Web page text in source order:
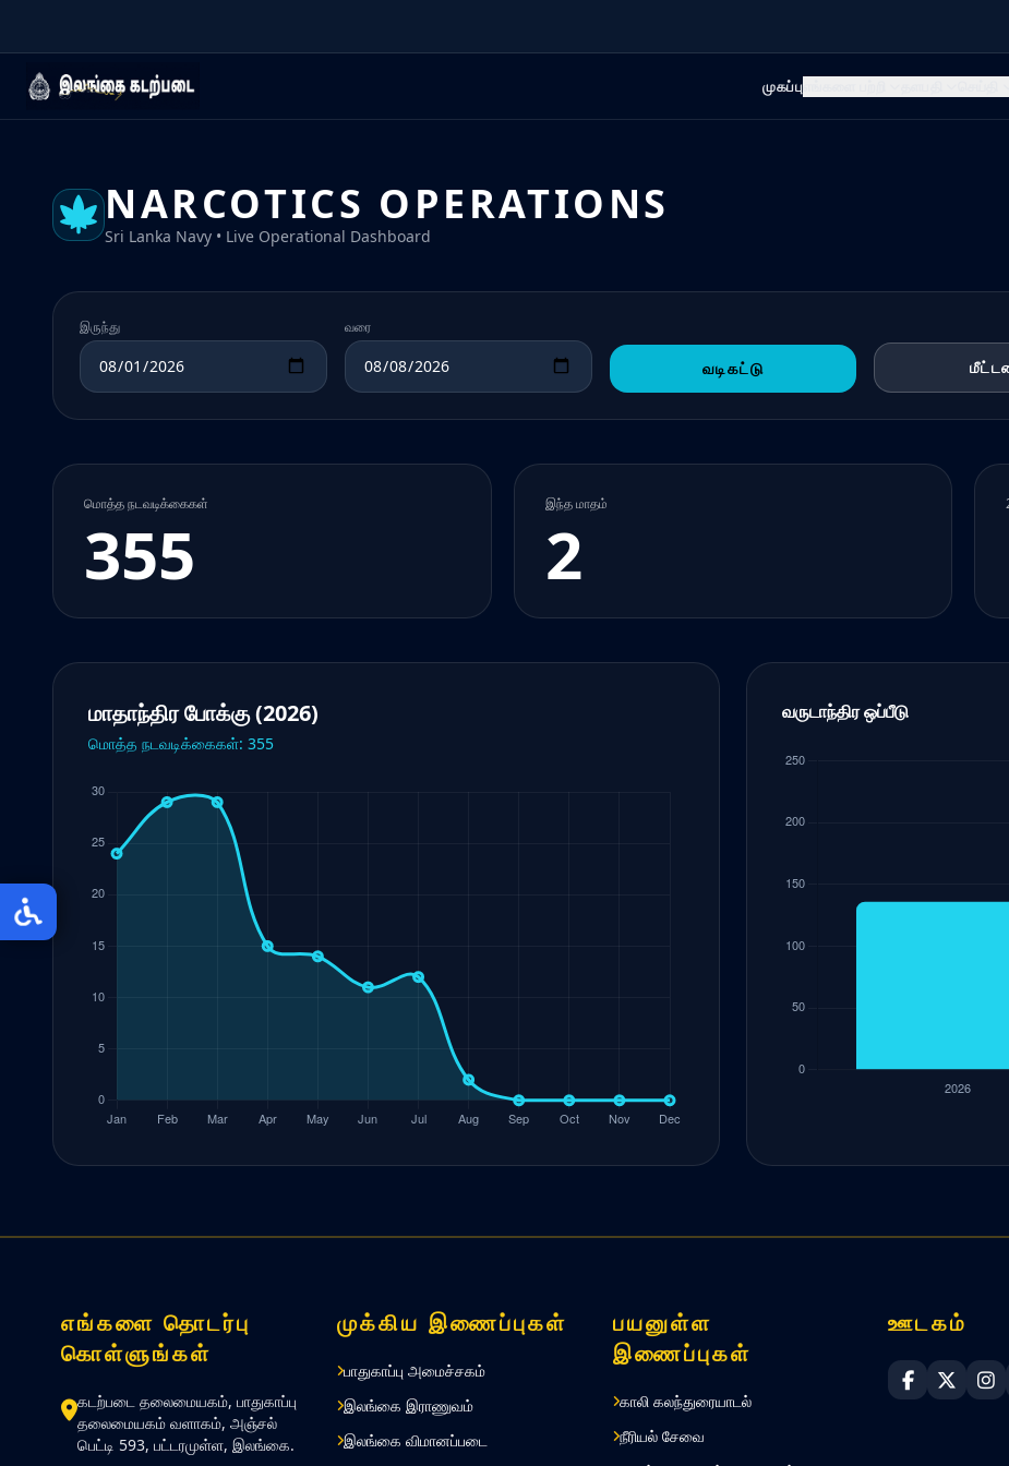
முகப்புஎங்களை பற்றி
NARCOTICS OPERATIONS
Sri Lanka Navy • Live Operational Dashboard
இருந்து வரை
வடிகட்டு
மொத்த நடவடிக்கைகள்
355
இந்த மாதம்
2
மாதாந்திர போக்கு (2026)
மொத்த நடவடிக்கைகள்: 355
வருடாந்திர ஒப்பீடு
எங்களை தொடர்பு
கொள்ளுங்கள்
கடற்படை தலைமையகம், பாதுகாப்பு
தலைமையகம் வளாகம், அஞ்சல்
பெட்டி 593, பட்டரமுள்ள, இலங்கை.
முக்கிய இணைப்புகள்
பாதுகாப்பு அமைச்சகம்
இலங்கை இராணுவம்
இலங்கை விமானப்படை
பயனுள்ள
இணைப்புகள்
காலி கலந்துரையாடல்
நீரியல் சேவை
ஊடகம்
Sri Lanka
Sri